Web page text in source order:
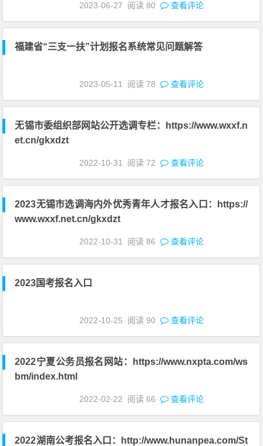
2023-06-27 阅读80 查看评论
福建省“三支一扶”计划报名系统常见问题解答
2023-05-11 阅读78 查看评论
无锡市委组织部网站公开选调专栏：https://www.wxxf.n
et.cn/gkxdzt
2022-10-31 阅读72 查看评论
2023无锡市选调海内外优秀青年人才报名入口：https://
www.wxxf.net.cn/gkxdzt
2022-10-31 阅读86 查看评论
2023国考报名入口
2022-10-25 阅读90 查看评论
2022宁夏公务员报名网站：https://www.nxpta.com/ws
bm/index.html
2022-02-22 阅读66 查看评论
2022湖南公考报名入口：http://www.hunanpea.com/St